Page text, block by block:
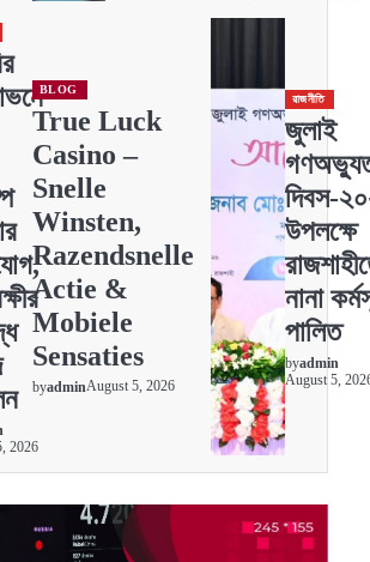
2026
BLOG
True Luck
Casino –
Snelle
Winsten,
Razendsnelle
Actie &
Mobiele
Sensaties
byadminAugust 5, 2026
রাজনীতি
জুলাই
দিবস-
উপলক্ষে
নানা
পালিত
byadmin
August 5,